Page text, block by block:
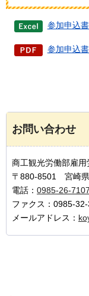
参加申込
参加申込
お問い合わせ
商工観光労働部雇
〒880-8501 宮崎
電話： 0985-26-7107
ファクス：0985-
メールアドレス：